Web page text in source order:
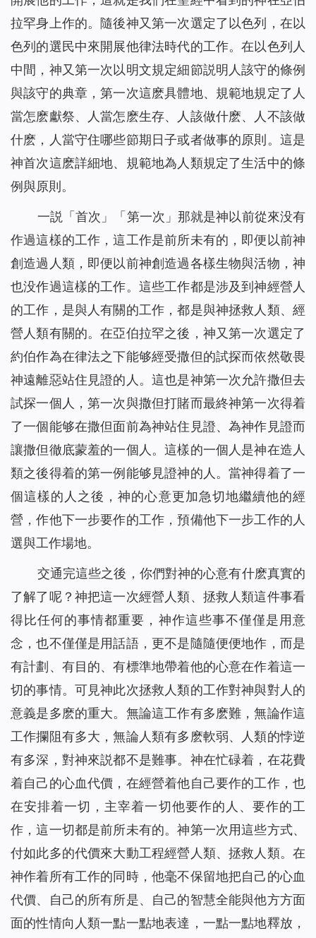
拉罕身上作的。隨後神又第一次選定了以色列，在以
色列的選民中來開展他律法時代的工作。在以色列人
中間，神又第一次以明文規定細節説明人該守的條例
與該守的典章，第一次這麽具體地、規範地規定了人
當怎麽獻祭、人當怎麽生存、人該做什麽、人不該做
什麽，人當守住哪些節期日子或者做事的原則。這是
神首次這麽詳細地、規範地為人類規定了生活中的條
例與原則。
一説「首次」「第一次」那就是神以前從來没有
作過這樣的工作，這工作是前所未有的，即便以前神
創造過人類，即便以前神創造過各樣生物與活物，神
也没作過這樣的工作。這些工作都是涉及到神經營人
的工作，是與人有關的工作，都是與神拯救人類、經
營人類有關的。在亞伯拉罕之後，神又第一次選定了
約伯作為在律法之下能够經受撒但的試探而依然敬畏
神遠離惡站住見證的人。這也是神第一次允許撒但去
試探一個人，第一次與撒但打賭而最終神第一次得着
了一個能够在撒但面前為神站住見證、為神作見證而
讓撒但徹底蒙羞的一個人。這樣的一個人是神在造人
類之後得着的第一例能够見證神的人。當神得着了一
個這樣的人之後，神的心意更加急切地繼續他的經
營，作他下一步要作的工作，預備他下一步工作的人
選與工作場地。
交通完這些之後，你們對神的心意有什麽真實的
了解了呢？神把這一次經營人類、拯救人類這件事看
得比任何的事情都重要，神作這些事不僅僅是用意
念，也不僅僅是用話語，更不是隨隨便便地作，而是
有計劃、有目的、有標準地帶着他的心意在作着這一
切的事情。可見神此次拯救人類的工作對神與對人的
意義是多麽的重大。無論這工作有多麽難，無論作這
工作攔阻有多大，無論人類有多麽軟弱、人類的悖逆
有多深，對神來説都不是難事。神在忙碌着，在花費
着自己的心血代價，在經營着他自己要作的工作，也
在安排着一切，主宰着一切他要作的人、要作的工
作，這一切都是前所未有的。神第一次用這些方式、
付如此多的代價來大動工程經營人類、拯救人類。在
神作着所有工作的同時，他毫不保留地把自己的心血
代價、自己的所有所是、自己的智慧全能與他方方面
面的性情向人類一點一點地表達，一點一點地釋放，